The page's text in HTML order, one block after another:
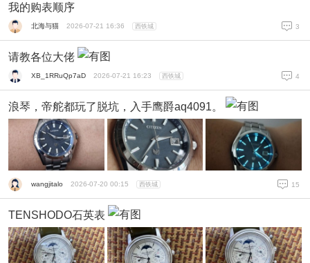
我的购表顺序
北海与猫 2026-07-21 16:36 西铁城 3
请教各位大佬
XB_1RRuQp7aD 2026-07-21 16:23 西铁城 4
浪琴，帝舵都玩了脱坑，入手鹰爵aq4091。
wangjitalo 2026-07-20 00:15 西铁城 15
TENSHODO石英表